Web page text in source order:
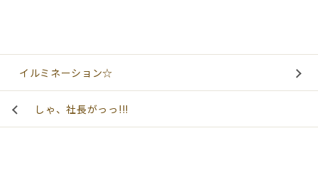
イルミネーション☆
しゃ、社長がっっ!!!